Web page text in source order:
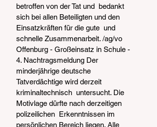
betroffen von der Tat und  bedankt
sich bei allen Beteiligten und den
Einsatzkräften für die gute  und
schnelle Zusammenarbeit. /ag/vo
Offenburg - Großeinsatz in Schule -
4. Nachtragsmeldung Der
minderjährige deutsche
Tatverdächtige wird derzeit
kriminaltechnisch  untersucht. Die
Motivlage dürfte nach derzeitigen
polizeilichen  Erkenntnissen im
persönlichen Bereich liegen. Alle